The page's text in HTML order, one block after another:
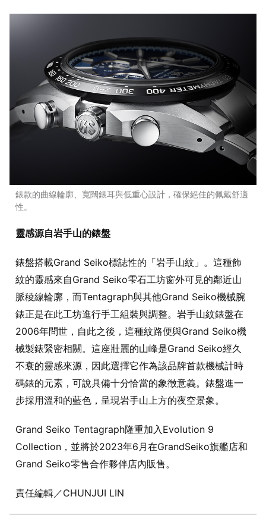
錶款的曲線輪廓、寬闊錶耳與低重心設計，確保絕佳的佩戴舒適
性。
靈感源自岩手山的錶盤
錶盤搭載Grand Seiko標誌性的「岩手山紋」。這種飾
紋的靈感來自Grand Seiko雫石工坊窗外可見的鄰近山
脈稜線輪廓，而Tentagraph與其他Grand Seiko機械腕
錶正是在此工坊進行手工組裝與調整。岩手山紋錶盤在
2006年問世，自此之後，這種紋路便與Grand Seiko機
械製錶緊密相關。這座壯麗的山峰是Grand Seiko經久
不衰的靈感來源，因此選擇它作為該品牌首款機械計時
碼錶的元素，可說具備十分恰當的象徵意義。錶盤進一
步採用溫和的藍色，呈現岩手山上方的夜空景象。
Grand Seiko Tentagraph隆重加入Evolution 9
Collection，並將於2023年6月在GrandSeiko旗艦店和
Grand Seiko零售合作夥伴店內販售。
責任編輯／CHUNJUI LIN